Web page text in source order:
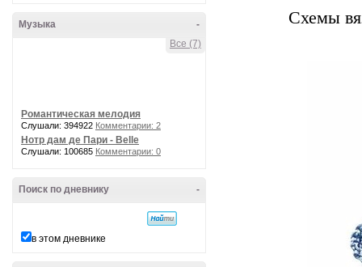
-
Музыка
Все (7)
Романтическая мелодия
Слушали: 394922 Комментарии: 2
Нотр дам де Пари - Belle
Слушали: 100685 Комментарии: 0
-
Поиск по дневнику
в этом дневнике
Схемы